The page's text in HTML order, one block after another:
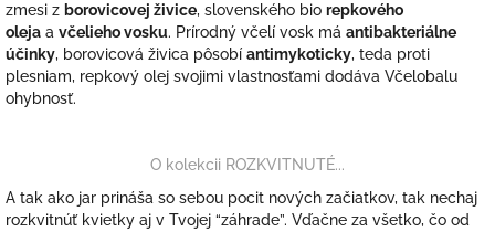
zmesi z borovicovej živice, slovenského bio repkového
oleja a včelieho vosku. Prírodný včelí vosk má antibakteriálne
účinky, borovicová živica pôsobí antimykoticky, teda proti
plesniam, repkový olej svojimi vlastnosťami dodáva Včelobalu
ohybnosť.
O kolekcii ROZKVITNUTÉ...
A tak ako jar prináša so sebou pocit nových začiatkov, tak nechaj
rozkvitnúť kvietky aj v Tvojej “záhrade”. Vďačne za všetko, čo od